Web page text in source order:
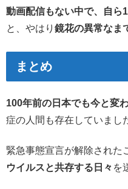
動画配信もない中で、自ら
と、やはり 鏡花の異常なま
まとめ
100年前の日本でも今と変
症の人間も存在していまし
緊急事態宣言が解除された
ウイルスと共存する日々 を